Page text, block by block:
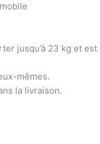
jusqu’à 23 kg et
mêmes.
la livraison.